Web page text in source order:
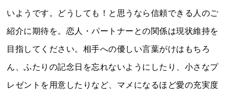
いようです。どうしても！と思うなら信頼できる人のご
紹介に期待を。恋人・パートナーとの関係は現状維持を
目指してください。相手への優しい言葉がけはもちろ
ん、ふたりの記念日を忘れないようにしたり、小さなプ
レゼントを用意したりなど、マメになるほど愛の充実度